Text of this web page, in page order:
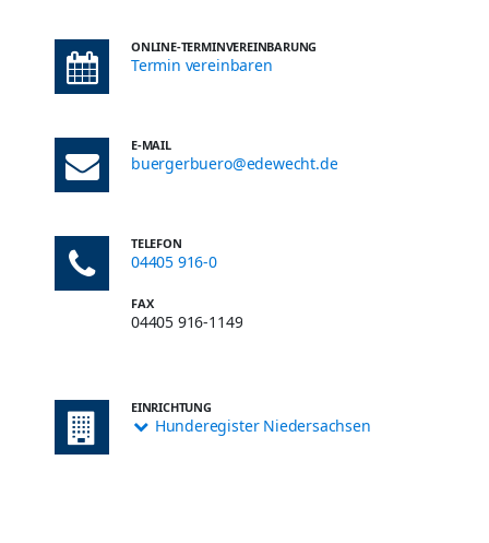
ONLINE-TERMINVEREINBARUNG
Termin vereinbaren
E-MAIL
buergerbuero@edewecht.de
TELEFON
04405 916-0
FAX
04405 916-1149
EINRICHTUNG
Hunderegister Niedersachsen